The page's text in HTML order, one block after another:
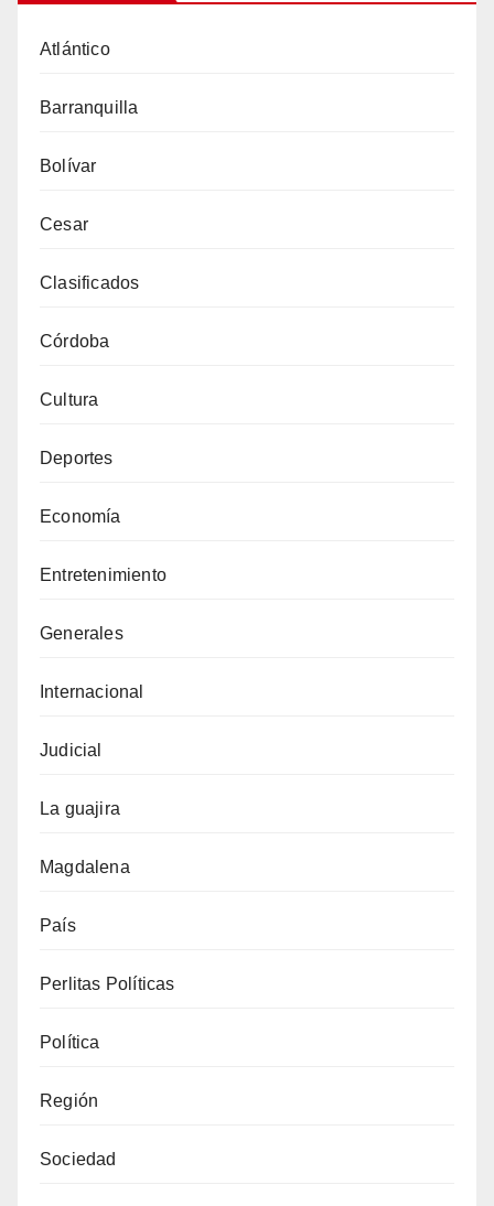
Atlántico
Barranquilla
Bolívar
Cesar
Clasificados
Córdoba
Cultura
Deportes
Economía
Entretenimiento
Generales
Internacional
Judicial
La guajira
Magdalena
País
Perlitas Políticas
Política
Región
Sociedad